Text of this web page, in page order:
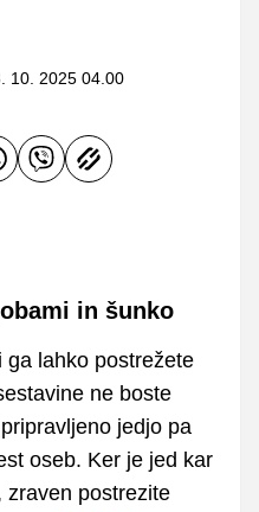
10. 2025 04.00
in šunko
ga lahko postrežete
ne boste
jedjo pa
oseb. Ker je jed kar
zraven postrezite